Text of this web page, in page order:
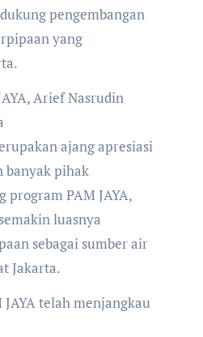
pengembangan
yang
Arief Nasrudin
ajang apresiasi
banyak pihak
program PAM JAYA,
luasnya
sebagai sumber air
Jakarta.
telah menjangkau